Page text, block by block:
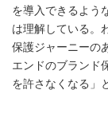
を導入できるよう
は理解している。
保護ジャーニーの
エンドのブランド
を許さなくなる」